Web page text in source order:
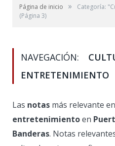
Página de inicio »
Categoría:
(Página 3)
NAVEGACIÓN:
ENTRETENIMIENTO
Las notas más relevante
entretenimientoen
Banderas. Notas